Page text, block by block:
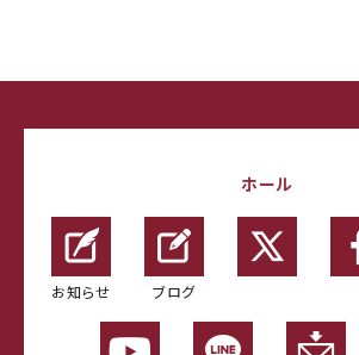
ホール
お知らせ ブログ